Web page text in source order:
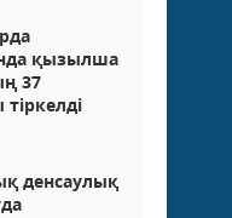
қызылша
37
денсаулық